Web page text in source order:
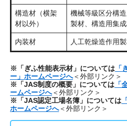
構造材（横架
材以外）
機械等級区分構
製材、構造用集
内装材 人工乾燥造作用
※「ぎふ性能表示材」については 「
ー」ホームページへ＜外部リンク＞
※「JAS制度の概要」については 「
ームページへ＜外部リンク＞
※「JAS認定工場名簿」については
ホームページへ＜外部リンク＞